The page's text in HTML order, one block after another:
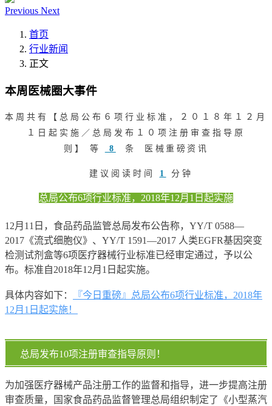
Previous Next
首页
行业新闻
正文
本周医械圈大事件
本周共有【总局公布６项行业标准，２０１８年１２月
１日起实施／总局发布１０项注册审查指导原
则 】 等 8 条 医械重磅资讯
建议阅读时间 1 分钟
总局公布6项行业标准，2018年12月1日起实施
12月11日，食品药品监管总局发布公告称，YY/T 0588—
2017《流式细胞仪》、YY/T 1591—2017 人类EGFR基因突变
检测试剂盒等6项医疗器械行业标准已经审定通过，予以公
布。标准自2018年12月1日起实施。
具体内容如下：
『今日重磅』总局公布6项行业标准，2018年
12月1日起实施！
总局发布10项注册审查指导原则！
为加强医疗器械产品注册工作的监督和指导，进一步提高注册
审查质量，国家食品药品监督管理总局组织制定了《小型蒸汽